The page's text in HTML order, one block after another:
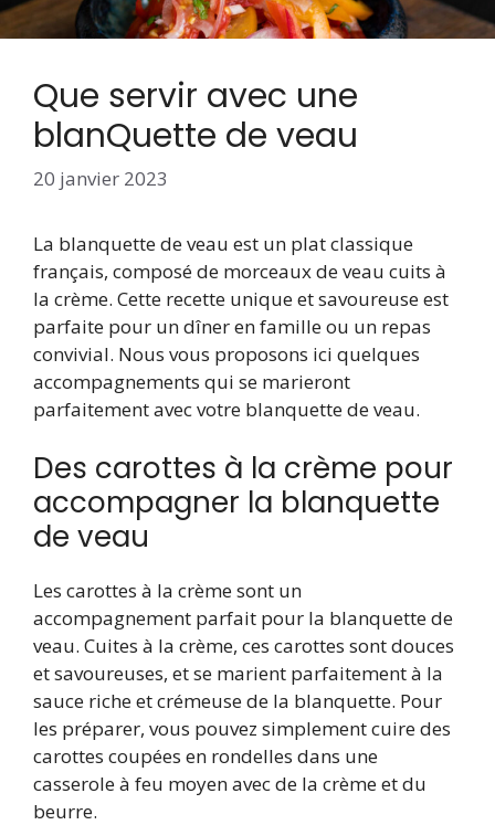
Que servir avec une
blanQuette de veau
20 janvier 2023
La blanquette de veau est un plat classique
français, composé de morceaux de veau cuits à
la crème. Cette recette unique et savoureuse est
parfaite pour un dîner en famille ou un repas
convivial. Nous vous proposons ici quelques
accompagnements qui se marieront
parfaitement avec votre blanquette de veau.
Des carottes à la crème pour
accompagner la blanquette
de veau
Les carottes à la crème sont un
accompagnement parfait pour la blanquette de
veau. Cuites à la crème, ces carottes sont douces
et savoureuses, et se marient parfaitement à la
sauce riche et crémeuse de la blanquette. Pour
les préparer, vous pouvez simplement cuire des
carottes coupées en rondelles dans une
casserole à feu moyen avec de la crème et du
beurre.